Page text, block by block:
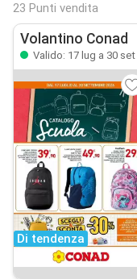
23 Punti vendita
Volantino Conad
Valido: 17 lug a 30 set
Di tendenza